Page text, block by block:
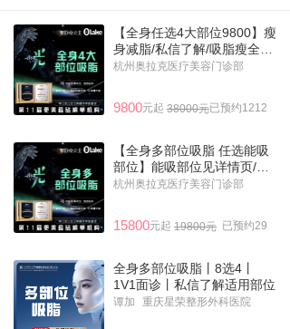
【全身任选4大部位9800】瘦
身减脂/私信了解/吸脂瘦全身
塑形
杭州奥拉克医疗美容门诊部
已预约1212
9800元起 38000元
【全身多部位吸脂 任选能吸
部位】能吸部位见详情页/瘦
身/吸脂瘦全身塑形
杭州奥拉克医疗美容门诊部
已预约29
15800元起 19800元
全身多部位吸脂丨8选4丨
1V1面诊丨私信了解适用部位
谭加 重庆星荣整形外科医院